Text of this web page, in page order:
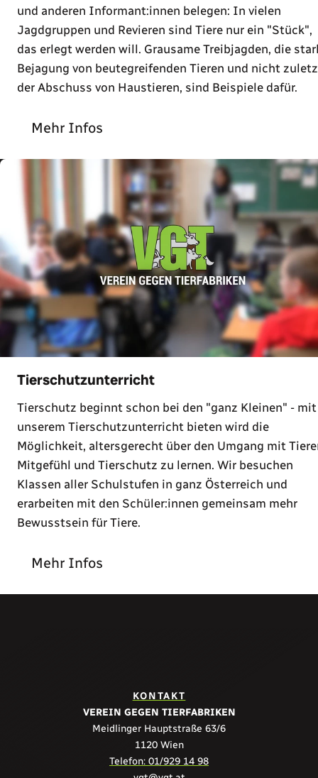
und anderen Informant:innen belegen: In vielen
Jagdgruppen und Revieren sind Tiere nur ein "Stück",
das erlegt werden will. Grausame Treibjagden, die
Bejagung von beutegreifenden Tieren und nicht
der Abschuss von Haustieren, sind Beispiele dafür.
Mehr Infos
Tierschutzunterricht
Tierschutz beginnt schon bei den "ganz Kleinen" - mit
unserem Tierschutzunterricht bieten wird die
Möglichkeit, altersgerecht über den Umgang mit
Mitgefühl und Tierschutz zu lernen. Wir besuchen
Klassen aller Schulstufen in ganz Österreich und
erarbeiten mit den Schüler:innen gemeinsam mehr
Bewusstsein für Tiere.
Mehr Infos
KONTAKT
VEREIN GEGEN TIERFABRIKEN
Meidlinger Hauptstraße 63/6
1120 Wien
Telefon: 01/929 14 98